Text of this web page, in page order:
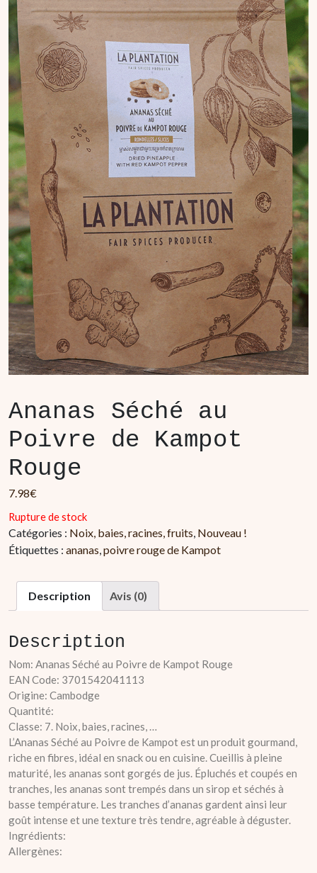
Ananas Séché au
Poivre de Kampot
Rouge
7.98€
Rupture de stock
Catégories : Noix, baies, racines, fruits Nouveau !
Étiquettes : ananas poivre rouge de Kampot
Description Avis (0)
Description
Nom: Ananas Séché au Poivre de Kampot Rouge
EAN Code: 3701542041113
Origine: Cambodge
Quantité:
Classe: 7. Noix, baies, racines, …
L’Ananas Séché au Poivre de Kampot est un produit gourmand,
riche en fibres, idéal en snack ou en cuisine. Cueillis à pleine
maturité, les ananas sont gorgés de jus. Épluchés et coupés en
tranches, les ananas sont trempés dans un sirop et séchés à
basse température. Les tranches d’ananas gardent ainsi leur
goût intense et une texture très tendre, agréable à déguster.
Ingrédients:
Allergènes: